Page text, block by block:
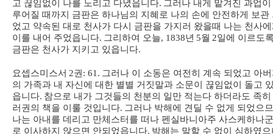
고 끊임없이 나를 노리고 다녔읍니다. 그러나 내게 맡겨진 과업이
루어질 때까지 금판은 하나님의 지혜로 나의 손에 안전하게 보관
었고 약속된 대로 천사가 다시 금판을 가지러 왔을때 나는 천사
이를 내어 주었읍니다. 그리하여 오늘, 1838년 5월 2일에 이르도
금판은 천사가 지키고 있읍니다.
요셉스미스서 2권 : 61. 그러나 이 소동은 여전히 계속 되었고 아
의 가족과 내 자신에 대한 별별 거짓말과 소문이 끊임없이 돌고
읍니다. 참으로 내가 그것들의 천분의 일만 적는다 하더라도 족히
러권의 책을 이룰 것입니다. 그러나 박해에 견딜 수 없게 되었으
나는 아내를 데리고 만체스터를 떠나 펜실바니아주 사스케하나
로 이사하지 않으면 안되었읍니다. 박해는 말할 수 없이 심하였으